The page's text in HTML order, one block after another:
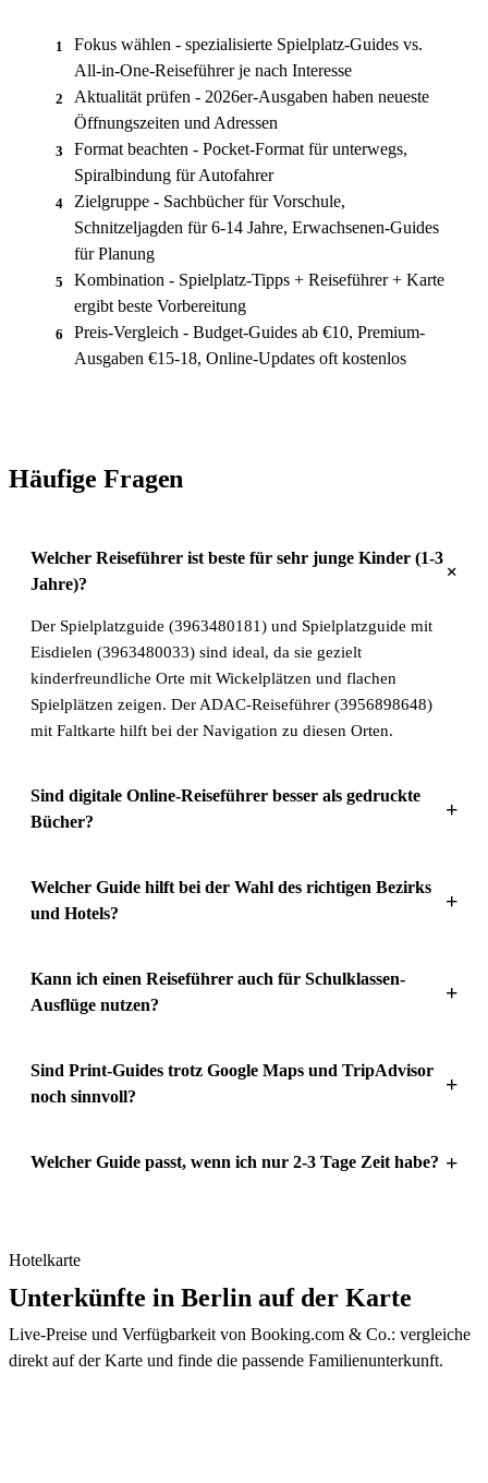
1
Fokus wählen - spezialisierte Spielplatz-Guides vs.
All-in-One-Reiseführer je nach Interesse
2
Aktualität prüfen - 2026er-Ausgaben haben neueste
Öffnungszeiten und Adressen
3
Format beachten - Pocket-Format für unterwegs,
Spiralbindung für Autofahrer
4
Zielgruppe - Sachbücher für Vorschule,
Schnitzeljagden für 6-14 Jahre, Erwachsenen-Guides
für Planung
5
Kombination - Spielplatz-Tipps + Reiseführer + Karte
ergibt beste Vorbereitung
6
Preis-Vergleich - Budget-Guides ab €10, Premium-
Ausgaben €15-18, Online-Updates oft kostenlos
Häufige Fragen
Welcher Reiseführer ist beste für sehr junge Kinder (1-3
Jahre)?
+
Der Spielplatzguide (3963480181) und Spielplatzguide mit
Eisdielen (3963480033) sind ideal, da sie gezielt
kinderfreundliche Orte mit Wickelplätzen und flachen
Spielplätzen zeigen. Der ADAC-Reiseführer (3956898648)
mit Faltkarte hilft bei der Navigation zu diesen Orten.
Sind digitale Online-Reiseführer besser als gedruckte
Bücher?
+
Welcher Guide hilft bei der Wahl des richtigen Bezirks
und Hotels?
+
Kann ich einen Reiseführer auch für Schulklassen-
Ausflüge nutzen?
+
Sind Print-Guides trotz Google Maps und TripAdvisor
noch sinnvoll?
+
Welcher Guide passt, wenn ich nur 2-3 Tage Zeit habe? +
Hotelkarte
Unterkünfte in Berlin auf der Karte
Live-Preise und Verfügbarkeit von Booking.com & Co.: vergleiche
direkt auf der Karte und finde die passende Familienunterkunft.